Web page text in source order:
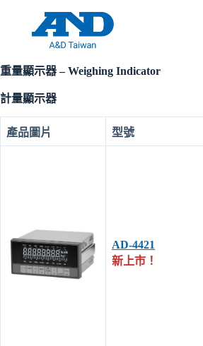
要
容
重量顯示器 – Weighing Indicator
計量顯示器
產品圖片 型號
AD-4421
新上市！